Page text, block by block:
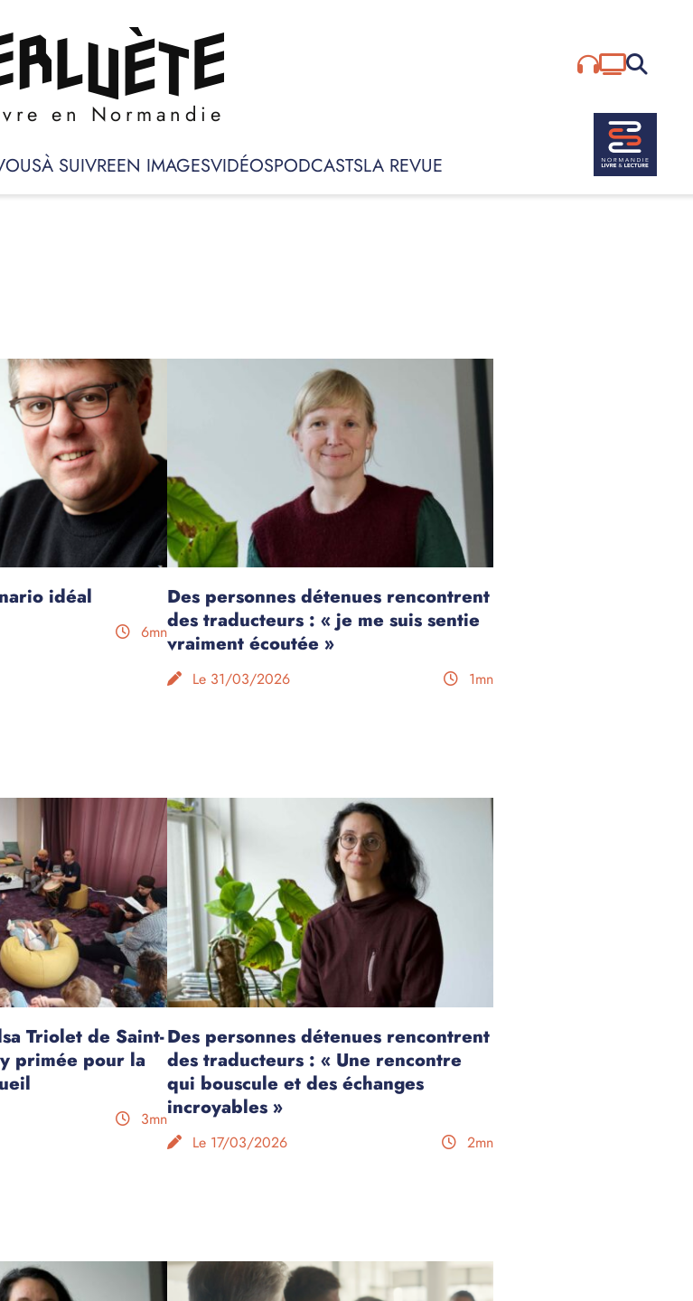
en Normandie
À SUIVREEN IMAGESVIDÉOSPODCASTSLA REVUE
idéal
6mn
Des personnes détenues rencontrent
des traducteurs : « je me suis sentie
vraiment écoutée »
Le 31/03/2026 1mn
Triolet de Saint-
primée pour la
3mn
Des personnes détenues rencontrent
des traducteurs : « Une rencontre
qui bouscule et des échanges
incroyables »
Le 17/03/2026 2mn